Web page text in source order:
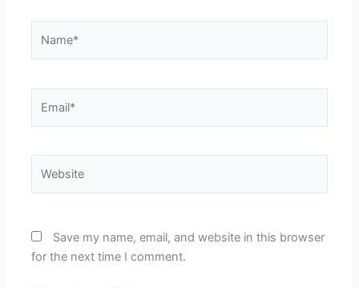
Save my name, email, and website in this browser
for the next time I comment.